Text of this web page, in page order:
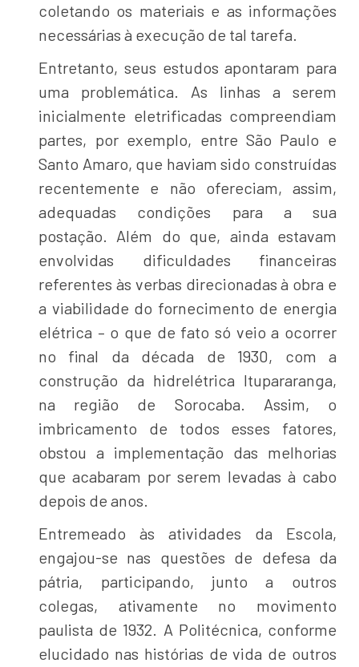
coletando os materiais e as informações
necessárias à execução de tal tarefa.
Entretanto, seus estudos apontaram para
uma problemática. As linhas a serem
inicialmente eletrificadas compreendiam
partes, por exemplo, entre São Paulo e
Santo Amaro, que haviam sido construídas
recentemente e não ofereciam, assim,
adequadas condições para a sua
postação. Além do que, ainda estavam
envolvidas dificuldades financeiras
referentes às verbas direcionadas à obra e
a viabilidade do fornecimento de energia
elétrica – o que de fato só veio a ocorrer
no final da década de 1930, com a
construção da hidrelétrica Itupararanga,
na região de Sorocaba. Assim, o
imbricamento de todos esses fatores,
obstou a implementação das melhorias
que acabaram por serem levadas à cabo
depois de anos.
Entremeado às atividades da Escola,
engajou-se nas questões de defesa da
pátria, participando, junto a outros
colegas, ativamente no movimento
paulista de 1932. A Politécnica, conforme
elucidado nas histórias de vida de outros